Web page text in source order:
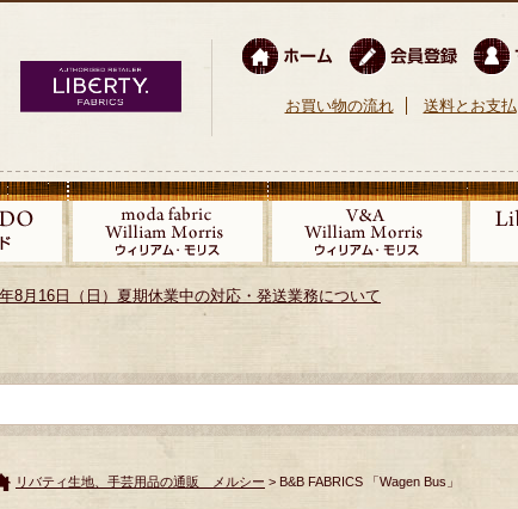
お買い物の流れ 送料とお支払
8月16日（日）夏期休業中の対応・発送業務について
リバティ生地、手芸用品の通販 メルシー > B&B FABRICS 「Wagen Bus」